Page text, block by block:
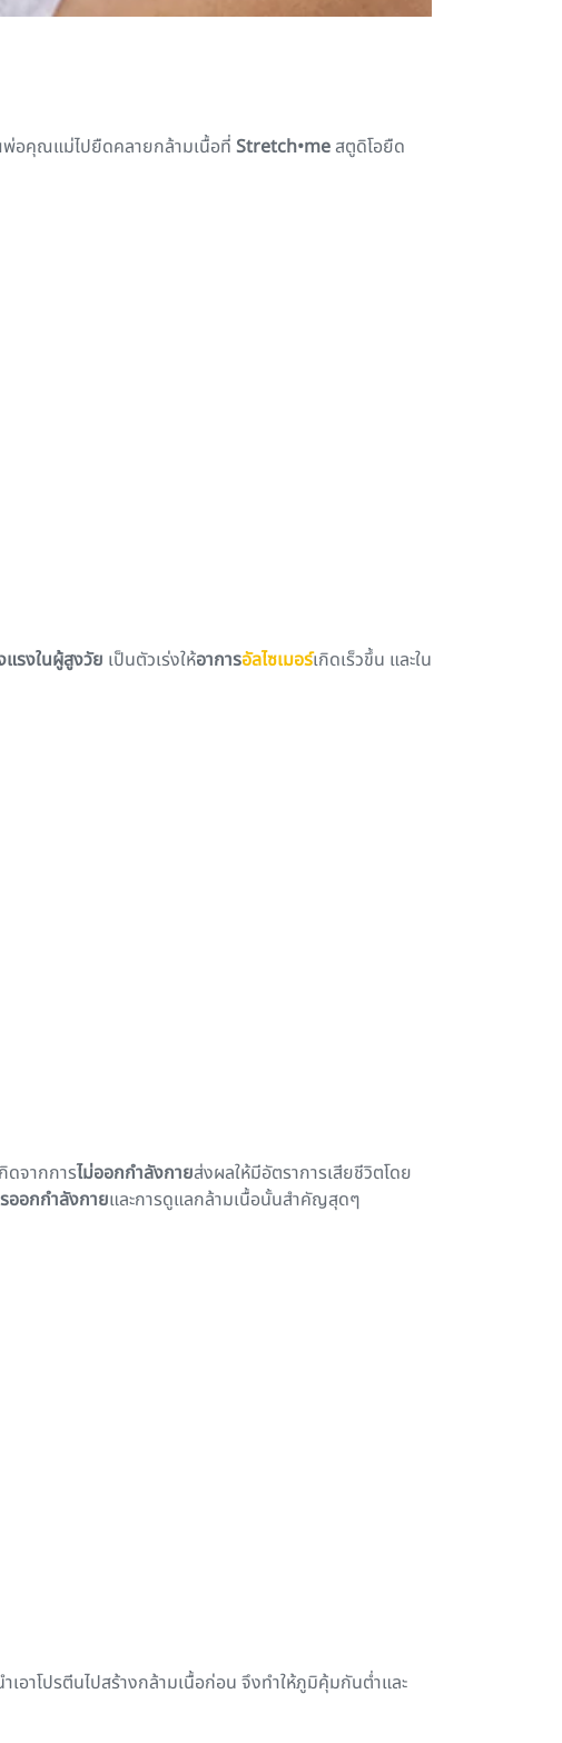
พ่อคุณแม่ไปยืดคลายกล้ามเนื้อที่ Stretch•meสตูดิโอยืด
แรงในผู้สูงวัย เป็นตัวเร่งให้อาการอัลไซเมอร์เกิดเร็วขึ้น และใน
ดจากการไม่ออกกำลังกายส่งผลให้มีอัตราการเสียชีวิตโดย
ออกกำลังกายและการดูแลกล้ามเนื้อนั้นสำคัญสุดๆ
อาโปรตีนไปสร้างกล้ามเนื้อก่อน จึงทำให้ภูมิคุ้มกันต่ำและ